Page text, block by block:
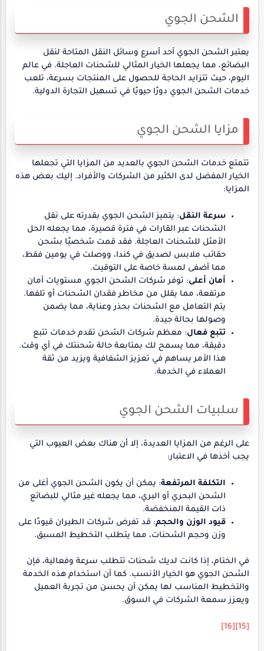
الشحن الجوي
يعتبر الشحن الجوي أحد أسرع وسائل النقل المتاحة لنقل
البضائع، مما يجعلها الخيار المثالي للشحنات العاجلة. في عالم
اليوم، حيث تتزايد الحاجة للحصول على المنتجات بسرعة، تلعب
خدمات الشحن الجوي دورًا حيويًا في تسهيل التجارة الدولية.
مزايا الشحن الجوي
تتمتع خدمات الشحن الجوي بالعديد من المزايا التي تجعلها
الخيار المفضل لدى الكثير من الشركات والأفراد. إليك بعض هذه
المزايا:
سرعة النقل: يتميز الشحن الجوي بقدرته على نقل
الشحنات عبر القارات في فترة قصيرة، مما يجعله الحل
الأمثل للشحنات العاجلة. فقد قمت شخصيًا بشحن
حقائب ملابس لصديق في كندا، ووصلت في يومين فقط،
مما أضفى لمسة خاصة على التوقيت.
أمان أعلى: توفر شركات الشحن الجوي مستويات أمان
مرتفعة، مما يقلل من مخاطر فقدان الشحنات أو تلفها.
يتم التعامل مع الشحنات بحذر وعناية، مما يضمن
وصولها بحالة جيدة.
تتبع فعال: معظم شركات الشحن تقدم خدمات تتبع
دقيقة، مما يسمح لك بمتابعة حالة شحنتك في أي وقت.
هذا الأمر يساهم في تعزيز الشفافية ويزيد من ثقة
العملاء في الخدمة.
سلبيات الشحن الجوي
على الرغم من المزايا العديدة، إلا أن هناك بعض العيوب التي
يجب أخذها في الاعتبار:
التكلفة المرتفعة: يمكن أن يكون الشحن الجوي أغلى من
الشحن البحري أو البري، مما يجعله غير مثالي للبضائع
ذات القيمة المنخفضة.
قيود الوزن والحجم: قد تفرض شركات الطيران قيودًا على
وزن وحجم الشحنات، مما يتطلب التخطيط المسبق.
في الختام، إذا كانت لديك شحنات تتطلب سرعة وفعالية، فإن
الشحن الجوي هو الخيار الأنسب. كما أن استخدام هذه الخدمة
والتخطيط المناسب لها يمكن أن يحسن من تجربة العميل
ويعزز سمعة الشركات في السوق.